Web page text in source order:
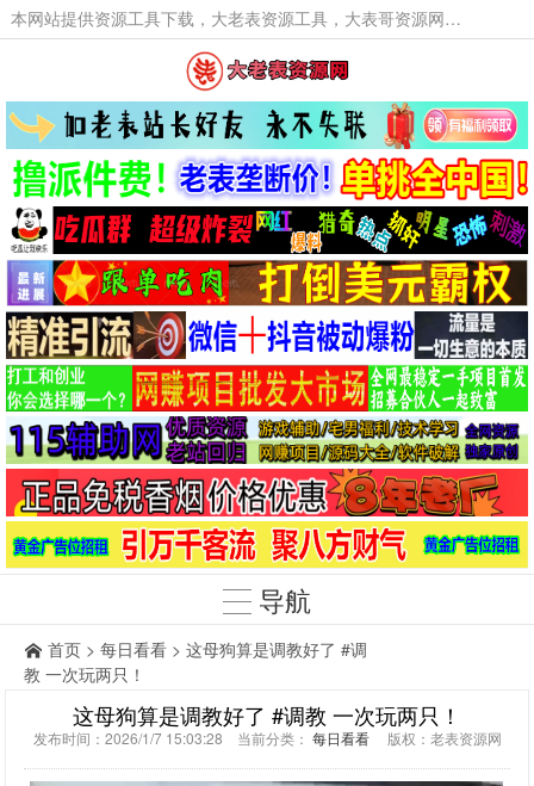
本网站提供资源工具下载，大老表资源工具，大表哥资源网软件工具，大老表资源下载，活动线报福利资源分享,活动线报，大型网游经典游戏，网络热门技术游戏辅助交流与分享。
导航
首页 > 每日看看 > 这母狗算是调教好了 #调
教 一次玩两只！
这母狗算是调教好了 #调教 一次玩两只！
发布时间：2026/1/7 15:03:28 当前分类： 每日看看版权：老表资源网